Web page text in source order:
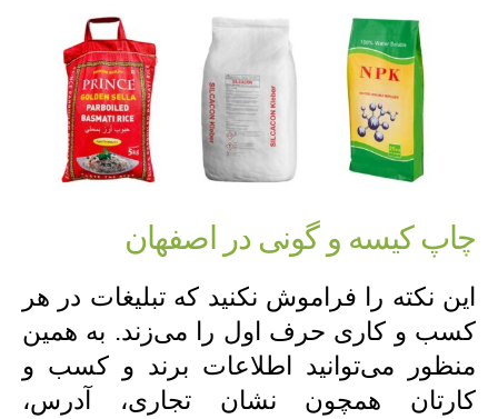
چاپ کیسه و گونی در اصفهان
این نکته را فراموش نکنید که تبلیغات در هر
کسب و کاری حرف اول را می‌زند. به همین
منظور می‌توانید اطلاعات برند و کسب و
کارتان همچون نشان تجاری، آدرس،